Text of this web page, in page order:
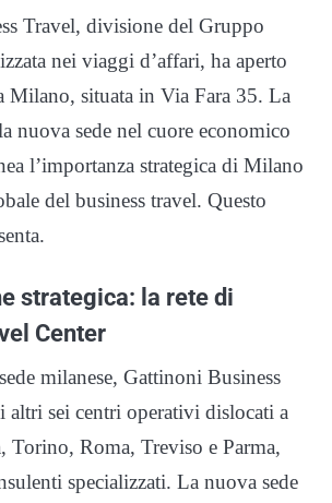
Travel, divisione del Gruppo
nei viaggi d’affari, ha aperto
Milano, situata in Via Fara 35. La
nuova sede nel cuore economico
l’importanza strategica di Milano
del business travel. Questo
strategica: la rete di
Center
milanese, Gattinoni Business
altri sei centri operativi dislocati a
Torino, Roma, Treviso e Parma,
specializzati. La nuova sede